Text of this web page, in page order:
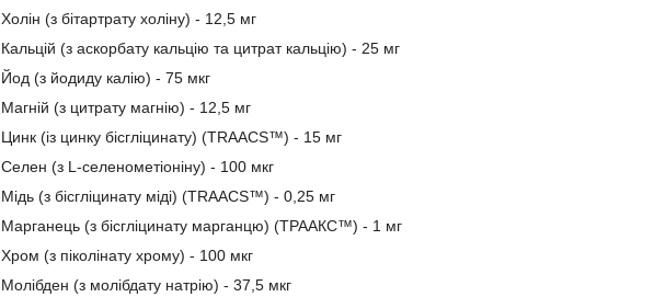
Холін (з бітартрату холіну) - 12,5 мг
Кальцій (з аскорбату кальцію та цитрат кальцію) - 25 мг
Йод (з йодиду калію) - 75 мкг
Магній (з цитрату магнію) - 12,5 мг
Цинк (із цинку бісгліцинату) (TRAACS™) - 15 мг
Селен (з L-селенометіоніну) - 100 мкг
Мідь (з бісгліцинату міді) (TRAACS™) - 0,25 мг
Марганець (з бісгліцинату марганцю) (ТРААКС™) - 1 мг
Хром (з піколінату хрому) - 100 мкг
Молібден (з молібдату натрію) - 37,5 мкг